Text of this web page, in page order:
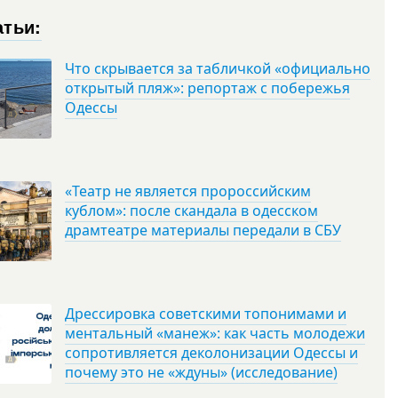
Что скрывается за табличкой «официально
открытый пляж»: репортаж с побережья
Одессы
«Театр не является пророссийским
кублом»: после скандала в одесском
драмтеатре материалы передали в СБУ
Дрессировка советскими топонимами и
ментальный «манеж»: как часть молодежи
сопротивляется деколонизации Одессы и
почему это не «ждуны» (исследование)